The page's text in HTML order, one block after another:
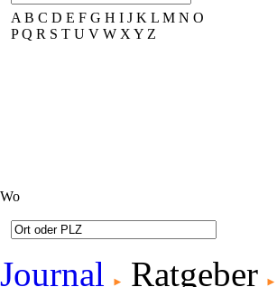
A B C D E F G H I J K L M N O
P Q R S T U V W X Y Z
Wo
Journal Ratgeber